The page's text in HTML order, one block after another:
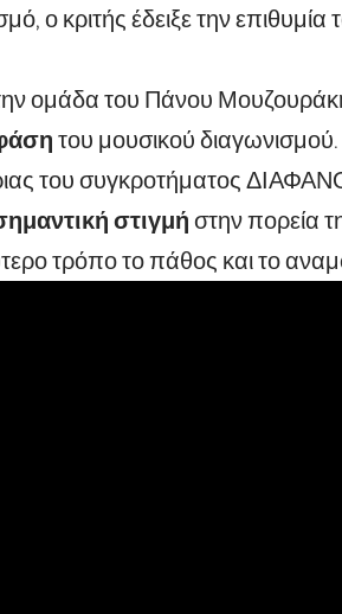
ο κριτής έδειξε την επιθυμία
ομάδα του Πάνου
του μουσικού διαγωνισμού.
του συγκροτήματος
στιγμή στην πορεία
τρόπο το πάθος και το